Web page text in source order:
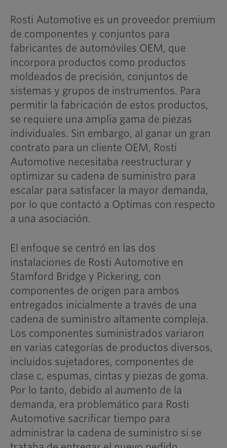
Rosti Automotive es un proveedor premium
de componentes y conjuntos para
fabricantes de automóviles OEM, que
incorpora productos como productos
moldeados de precisión, conjuntos de
sistemas y grupos de instrumentos. Para
permitir la fabricación de estos productos,
se requiere una amplia gama de piezas
individuales. Sin embargo, al ganar un gran
contrato para un cliente OEM, Rosti
Automotive necesitaba reestructurar y
optimizar su cadena de suministro para
escalar para satisfacer la mayor demanda,
por lo que contactó a Optimas con respecto
a una asociación.
El enfoque se centró en las dos
instalaciones de Rosti Automotive en
Stamford Bridge y Pickering, con
componentes de origen para ambos
entregados inicialmente a través de una
cadena de suministro altamente compleja.
Los componentes suministrados variaron
en varias categorías de productos diversos,
incluidos sujetadores, componentes de
clase c, espumas, cintas y piezas de goma.
Por lo tanto, debido al aumento de la
demanda, era problemático para Rosti
Automotive sacrificar tiempo para
administrar la cadena de suministro si se